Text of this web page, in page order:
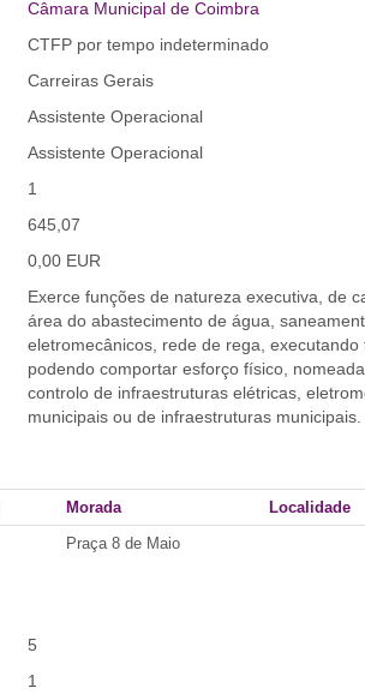
Câmara Municipal de Coimbra
CTFP por tempo indeterminado
Carreiras Gerais
Assistente Operacional
Assistente Operacional
1
645,07
0,00 EUR
Exerce funções de natureza executiva, de
área do abastecimento de água,
eletromecânicos, rede de rega,
podendo comportar esforço físico,
controlo de infraestruturas elétricas,
municipais ou de infraestruturas municipais.
Morada Localidade
Praça 8 de Maio
5
1